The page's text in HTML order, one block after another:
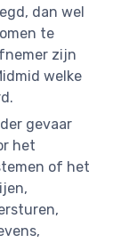
dan wel
te
zijn
welke
gevaar
het
of het